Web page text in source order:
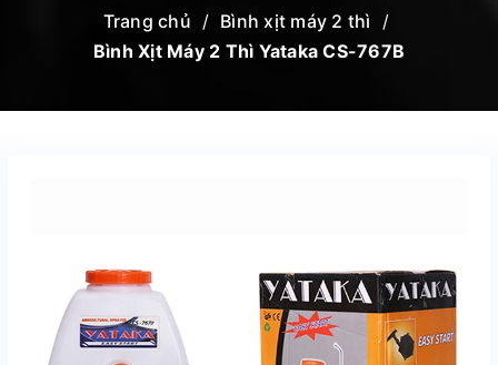
Trang chủ / Bình xịt máy 2 thì
/
Bình Xịt Máy 2 Thì Yataka CS-767B